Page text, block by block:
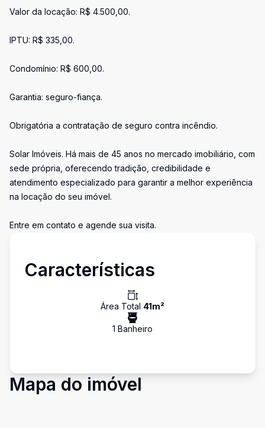
Valor da locação: R$ 4.500,00.
IPTU: R$ 335,00.
Condomínio: R$ 600,00.
Garantia: seguro-fiança.
Obrigatória a contratação de seguro contra incêndio.
Solar Imóveis. Há mais de 45 anos no mercado imobiliário, com
sede própria, oferecendo tradição, credibilidade e
atendimento especializado para garantir a melhor experiência
na locação do seu imóvel.
Entre em contato e agende sua visita.
Características
Área Total 41m²
1 Banheiro
Mapa do imóvel